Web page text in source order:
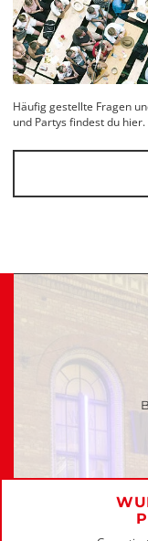
Häufig gestellte Fragen
und Partys findest du hier.